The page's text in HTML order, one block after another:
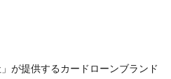
が提供するカードローンブランド